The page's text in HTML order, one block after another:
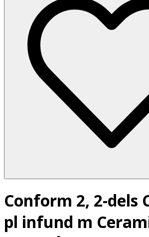
Conform 2, 2-dels
pl infund m